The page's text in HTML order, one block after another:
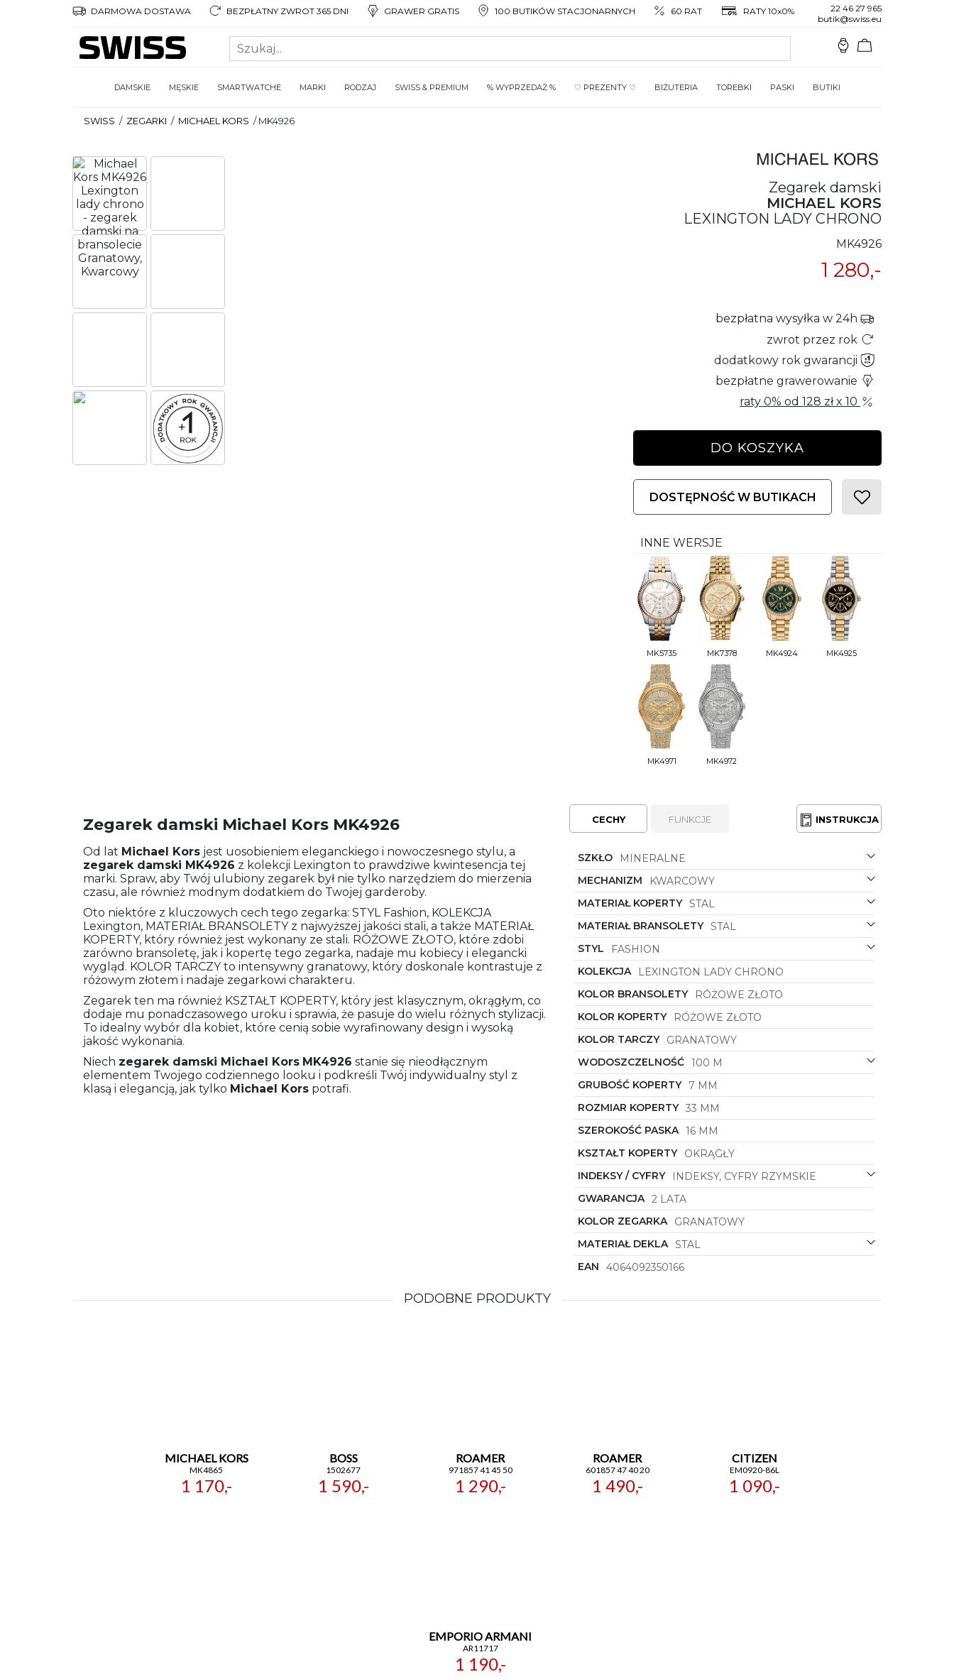
DARMOWA DOSTAWA BEZPŁATNY ZWROT 365 DNI GRAWER GRATIS 100 BUTIKÓW STACJONARNYCH 60 RAT RATY 10x0%
22 46 27 965
butik@swiss.eu
DAMSKIE MĘSKIE SMARTWATCHE MARKI RODZAJ SWISS & PREMIUM % WYPRZEDAŻ % ♡ PREZENTY ♡ BIŻUTERIA TOREBKI PASKI BUTIKI
SWISS / ZEGARKI / MICHAEL KORS /MK4926
Zegarek damski
MICHAEL KORS
LEXINGTON LADY CHRONO
MK4926
1 280,-
bezpłatna wysyłka w 24h
zwrot przez rok
dodatkowy rok gwarancji
bezpłatne grawerowanie
raty 0% od 128 złx 10
DO KOSZYKA
DOSTĘPNOŚĆ W BUTIKACH
INNE WERSJE
MK5735 MK7378 MK4924 MK4925
MK4971 MK4972
Zegarek damski Michael Kors MK4926
Od lat Michael Kors jest uosobieniem eleganckiego i nowoczesnego stylu, a
zegarek damski MK4926 z kolekcji Lexington to prawdziwe kwintesencja tej
marki. Spraw, aby Twój ulubiony zegarek był nie tylko narzędziem do mierzenia
czasu, ale również modnym dodatkiem do Twojej garderoby.
Oto niektóre z kluczowych cech tego zegarka: STYL Fashion, KOLEKCJA
Lexington, MATERIAŁ BRANSOLETY z najwyższej jakości stali, a także MATERIAŁ
KOPERTY, który również jest wykonany ze stali. RÓŻOWE ZŁOTO, które zdobi
zarówno bransoletę, jak i kopertę tego zegarka, nadaje mu kobiecy i elegancki
wygląd. KOLOR TARCZY to intensywny granatowy, który doskonale kontrastuje z
różowym złotem i nadaje zegarkowi charakteru.
Zegarek ten ma również KSZTAŁT KOPERTY, który jest klasycznym, okrągłym, co
dodaje mu ponadczasowego uroku i sprawia, że pasuje do wielu różnych stylizacji.
To idealny wybór dla kobiet, które cenią sobie wyrafinowany design i wysoką
jakość wykonania.
Niech zegarek damski Michael Kors MK4926 stanie się nieodłącznym
elementem Twojego codziennego looku i podkreśli Twój indywidualny styl z
klasą i elegancją, jak tylko Michael Kors potrafi.
CECHY FUNKCJE INSTRUKCJA
SZKŁO
MINERALNE
MECHANIZM
KWARCOWY
MATERIAŁ KOPERTY STAL
MATERIAŁ BRANSOLETY STAL
STYL
FASHION
KOLEKCJA
LEXINGTON LADY CHRONO
KOLOR BRANSOLETY
RÓŻOWE ZŁOTO
KOLOR KOPERTY
RÓŻOWE ZŁOTO
KOLOR TARCZY
GRANATOWY
WODOSZCZELNOŚĆ 100 M
GRUBOŚĆ KOPERTY
7 MM
ROZMIAR KOPERTY 33 MM
SZEROKOŚĆ PASKA 16 MM
KSZTAŁT KOPERTY
OKRĄGŁY
INDEKSY / CYFRY
INDEKSY, CYFRY RZYMSKIE
GWARANCJA 2 LATA
KOLOR ZEGARKA
GRANATOWY
MATERIAŁ DEKLA STAL
EAN
4064092350166
PODOBNE PRODUKTY
MICHAEL KORS
MK4865
1 170,-
BOSS
1502677
1 590,-
ROAMER
971857 41 45 50
1 290,-
ROAMER
601857 47 40 20
1 490,-
CITIZEN
EM0920-86L
1 090,-
EMPORIO ARMANI
AR11717
1 190,-